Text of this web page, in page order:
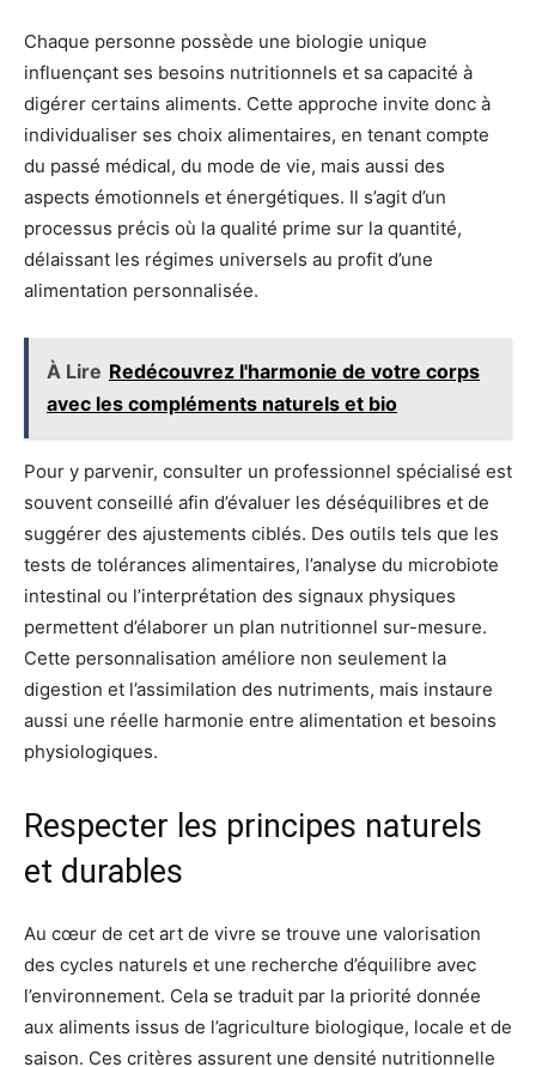
Chaque personne possède une biologie unique
influençant ses besoins nutritionnels et sa capacité à
digérer certains aliments. Cette approche invite donc à
individualiser ses choix alimentaires, en tenant compte
du passé médical, du mode de vie, mais aussi des
aspects émotionnels et énergétiques. Il s’agit d’un
processus précis où la qualité prime sur la quantité,
délaissant les régimes universels au profit d’une
alimentation personnalisée.
À Lire Redécouvrez l'harmonie de votre corps
avec les compléments naturels et bio
Pour y parvenir, consulter un professionnel spécialisé est
souvent conseillé afin d’évaluer les déséquilibres et de
suggérer des ajustements ciblés. Des outils tels que les
tests de tolérances alimentaires, l’analyse du microbiote
intestinal ou l’interprétation des signaux physiques
permettent d’élaborer un plan nutritionnel sur-mesure.
Cette personnalisation améliore non seulement la
digestion et l’assimilation des nutriments, mais instaure
aussi une réelle harmonie entre alimentation et besoins
physiologiques.
Respecter les principes naturels
et durables
Au cœur de cet art de vivre se trouve une valorisation
des cycles naturels et une recherche d’équilibre avec
l’environnement. Cela se traduit par la priorité donnée
aux aliments issus de l’agriculture biologique, locale et de
saison. Ces critères assurent une densité nutritionnelle